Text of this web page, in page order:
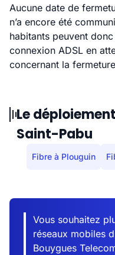
Aucune date de
n’a encore été
habitants peuvent
connexion ADSL en
concernant la
Le
Saint-Pabu
Fibre à Plouguin
Vous souhaitez
réseaux mobiles
Bouygues